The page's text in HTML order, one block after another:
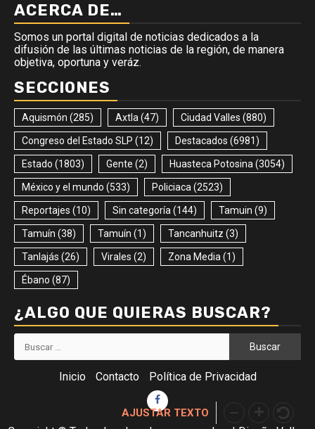
ACERCA DE…
Somos un portal digital de noticias dedicados a la
difusión de las últimas noticias de la región, de manera
objetiva, oportuna y veráz.
SECCIONES
Aquismón (285) Axtla(47) Ciudad Valles (880)
Congreso del Estado SLP (12) Destacados (6981)
Estado (1803) Gente (2) Huasteca Potosina(3054)
México y el mundo (533) Policiaca(2523)
Reportajes (10) Sin categoría(144) Tamuin (9)
Tamuín (38) Tamuín (1) Tancanhuitz (3)
Tanlajás (26) Virales (2) Zona Media(1)
Ébano (87)
¿ALGO QUE QUIERAS BUSCAR?
Buscar:
Inicio Contacto Política de Privacidad
Facebook
AJUSTAR TEXTO